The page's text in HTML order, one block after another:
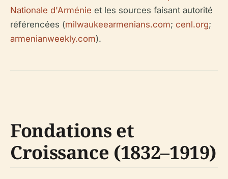
Nationale d'Arménie et les sources faisant autorité
référencées (milwaukeearmenians.com; cenl.org;
armenianweekly.com).
Fondations et
Croissance (1832–1919)